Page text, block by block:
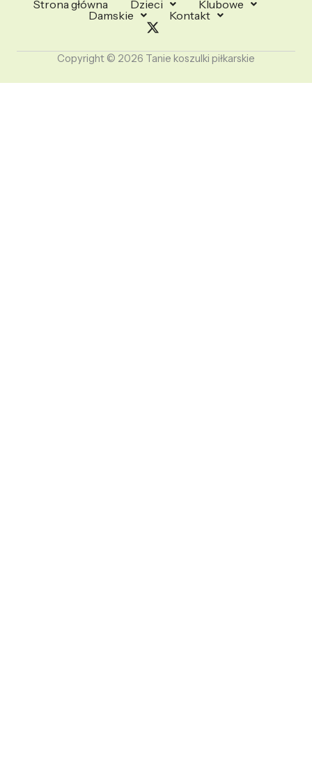
Strona główna Dzieci
Klubowe
Damskie
Kontakt
Copyright © 2026 Tanie koszulki piłkarskie